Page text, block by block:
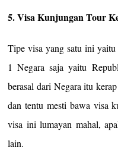
5. Visa Kunjungan Tour
Tipe visa yang satu ini
1 Negara saja yaitu
berasal dari Negara itu
dan tentu mesti bawa visa
visa ini lumayan mahal,
lain.